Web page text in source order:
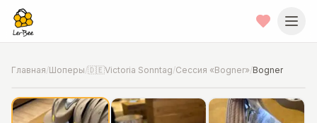
Главная/Шоперы/🇩🇪Victoria Sonntag/Сессия «Bogner»/Bogner
📍Фото от шопера·Дополнительные -30% уже включены в
цену